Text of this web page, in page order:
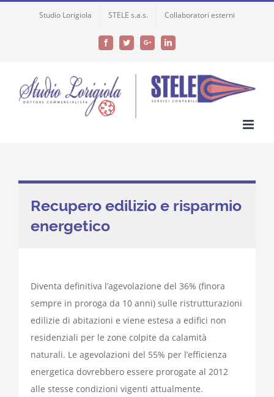
Studio Lorigiola STELE s.a.s. Collaboratori esterni
FacebookTwitterGoogle+LinkedIn
Recupero edilizio e risparmio
energetico
Diventa definitiva l’agevolazione del 36% (finora
sempre in proroga da 10 anni) sulle ristrutturazioni
edilizie di abitazioni e viene estesa a edifici non
residenziali per le zone colpite da calamità
naturali. Le agevolazioni del 55% per l’efficienza
energetica dovrebbero essere prorogate al 2012
alle stesse condizioni vigenti attualmente.